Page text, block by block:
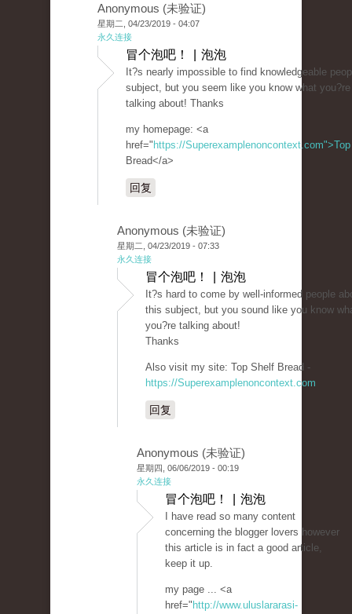
Anonymous (未验证)
星期二, 04/23/2019 - 04:07
永久连接
冒个泡吧！ | 泡泡
It?s nearly impossible to find knowledgeable
subject, but you seem like you know what you?re
talking about! Thanks
my homepage: <a
href=" https://Superexamplenoncontext.com">Top
Bread</a>
回复
Anonymous (未验证)
星期二, 04/23/2019 - 07:33
永久连接
冒个泡吧！ | 泡泡
It?s hard to come by well-informed people
this subject, but you sound like you know
you?re talking about!
Thanks
Also visit my site: Top Shelf Bread -
https://Superexamplenoncontext.com
回复
Anonymous (未验证)
星期四, 06/06/2019 - 00:19
永久连接
冒个泡吧！ | 泡泡
I have read so many content
concerning the blogger lovers however
this article is in fact a good article,
keep it up.
my page ... <a
href=" http://www.uluslararasi-